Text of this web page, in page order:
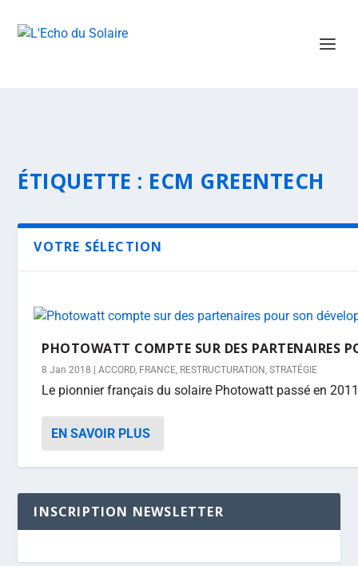
ÉTIQUETTE : ECM GREENTECH
VOTRE SÉLECTION
PHOTOWATT COMPTE SUR DES PARTENAIRES
8 Jan 2018 |ACCORD, FRANCE, RESTRUCTURATION,STRATÉGIE
Le pionnier français du solaire Photowatt passé en
EN SAVOIR PLUS
INSCRIPTION NEWSLETTER